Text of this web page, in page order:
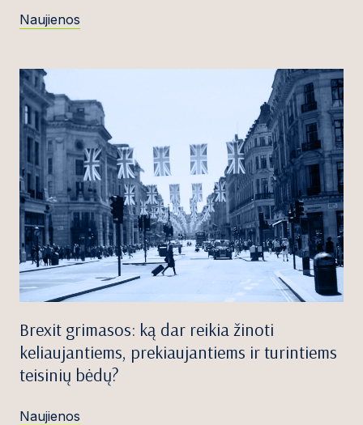
Naujienos
Brexit grimasos: ką dar reikia žinoti
keliaujantiems, prekiaujantiems ir turintiems
teisinių bėdų?
Naujienos